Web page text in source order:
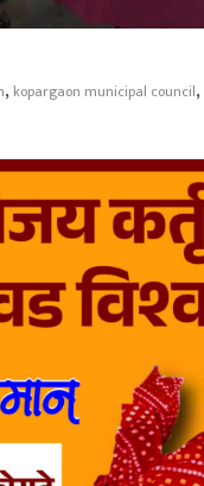
, kopargaon municipal council,